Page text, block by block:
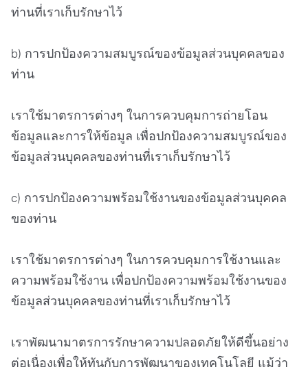
ท่านที่เราเก็บรักษาไว้
b) การปกป้องความสมบูรณ์ของข้อมูลส่วนบุคคลของ
ท่าน
เราใช้มาตรการต่างๆ ในการควบคุมการถ่ายโอน
ข้อมูลและการให้ข้อมูล เพื่อปกป้องความสมบูรณ์ของ
ข้อมูลส่วนบุคคลของท่านที่เราเก็บรักษาไว้
c) การปกป้องความพร้อมใช้งานของข้อมูลส่วนบุคคล
ของท่าน
เราใช้มาตรการต่างๆ ในการควบคุมการใช้งานและ
ความพร้อมใช้งาน เพื่อปกป้องความพร้อมใช้งานของ
ข้อมูลส่วนบุคคลของท่านที่เราเก็บรักษาไว้
เราพัฒนามาตรการรักษาความปลอดภัยให้ดีขึ้นอย่าง
ต่อเนื่องเพื่อให้ทันกับการพัฒนาของเทคโนโลยี แม้ว่า